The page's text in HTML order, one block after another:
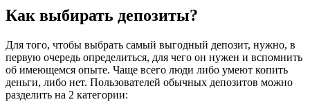
Как выбирать депозиты?
Для того, чтобы выбрать самый выгодный депозит, нужно, в
первую очередь определиться, для чего он нужен и вспомнить
об имеющемся опыте. Чаще всего люди либо умеют копить
деньги, либо нет. Пользователей обычных депозитов можно
разделить на 2 категории: